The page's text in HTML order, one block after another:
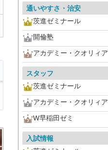
通いやすさ・治安
茨進ゼミナール
開倫塾
アカデミー・クオリィア
スタッフ
茨進ゼミナール
アカデミー・クオリィア
W早稲田ゼミ
入試情報